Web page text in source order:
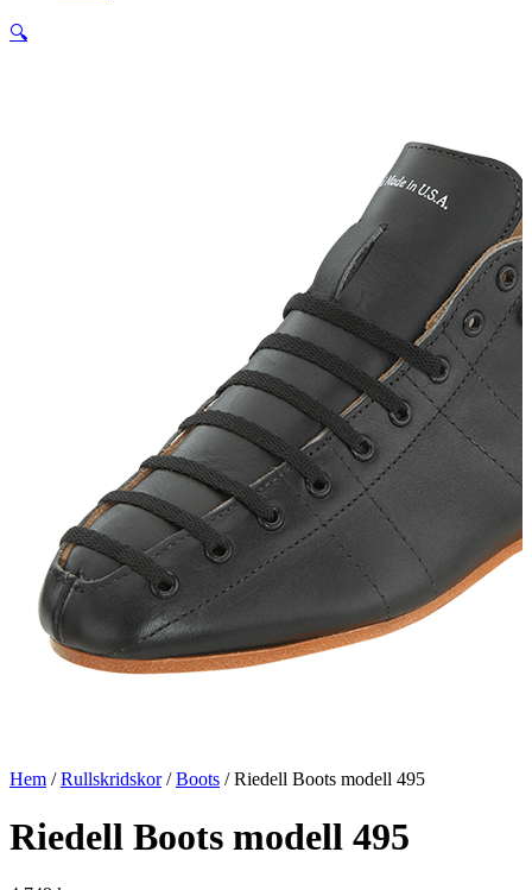
🔍
Hem /Rullskridskor/Boots / Riedell Boots modell 495
Riedell Boots modell 495